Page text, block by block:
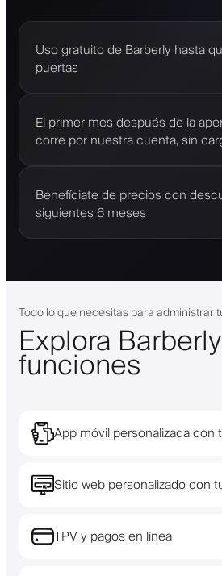
Uso gratuito de Barberly hasta
puertas
El primer mes después de la
corre por nuestra cuenta, sin
Benefíciate de precios con
siguientes 6 meses
Todo lo que necesitas para administrar
Explora
funciones
App móvil personalizada con
Sitio web personalizado con
TPV y pagos en línea